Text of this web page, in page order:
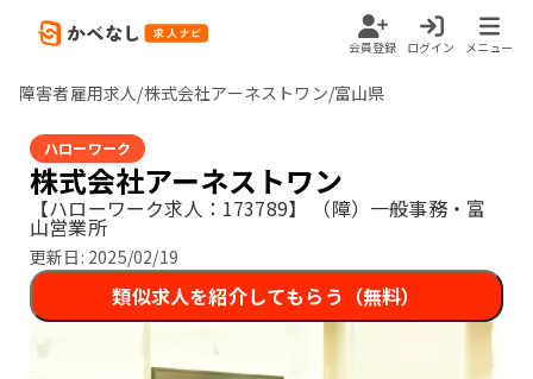
会員登録 ログイン メニュー
障害者雇用求人/株式会社アーネストワン/富山県
ハローワーク
株式会社アーネストワン
【ハローワーク求人：173789】 （障）一般事務・富
山営業所
更新日: 2025/02/19
類似求人を紹介してもらう（無料）